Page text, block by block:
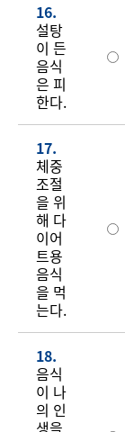
16.
설탕
이 든
음식
은 피
한다.
17.
체중
조절
을 위
해 다
이어
트용
음식
을 먹
는다.
18.
음식
이 나
의 인